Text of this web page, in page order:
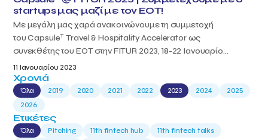
startups μας μαζί με τον ΕΟΤ!
Με μεγάλη μας χαρά ανακοινώνουμε τη συμμετοχή
του CapsuleT Travel & Hospitality Accelerator ως
συνεκθέτης του ΕΟΤ στην FITUR 2023, 18-22 Ιανουαρίο...
11 Ιανουαρίου 2023
Χρονιά
Όλα 2019 2020 2021 2022 2023 2024
2025
2026
Ετικέτες
Όλα Pitching 11th fintech hub 11th fintech talks